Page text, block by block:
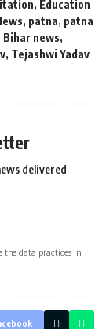
, Education
, patna, patna
Bihar news,
, Tejashwi Yadav
delivered
the data practices in